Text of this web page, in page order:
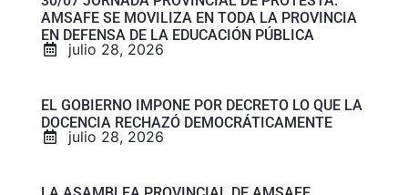
AMSAFE SE MOVILIZA EN TODA LA PROVINCIA
EN DEFENSA DE LA EDUCACIÓN PÚBLICA
julio 28, 2026
EL GOBIERNO IMPONE POR DECRETO LO QUE LA
DOCENCIA RECHAZÓ DEMOCRÁTICAMENTE
julio 28, 2026